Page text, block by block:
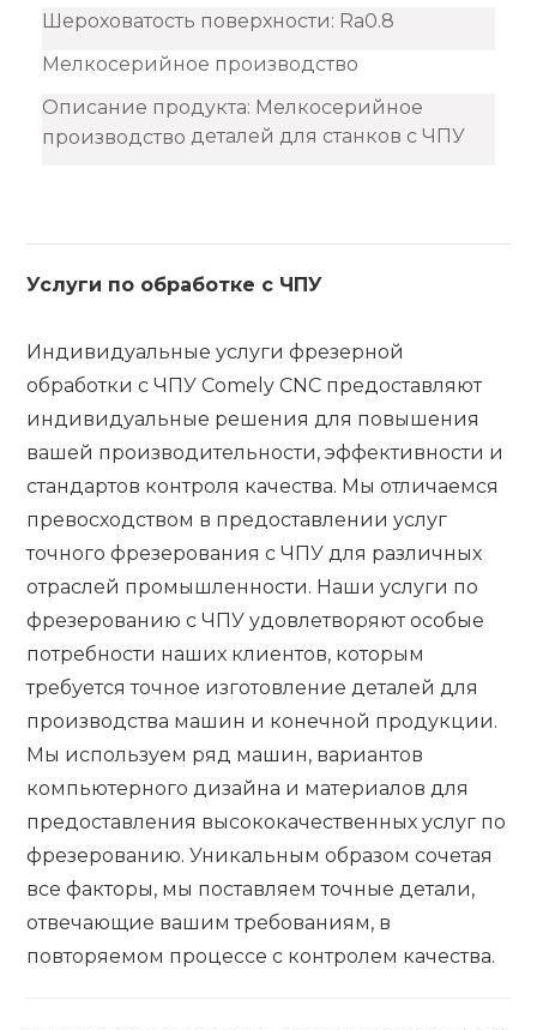
Шероховатость поверхности: Ra0.8
Мелкосерийное производство
Описание продукта: Мелкосерийное
производство деталей для станков с ЧПУ
Услуги по обработке с ЧПУ
Индивидуальные услуги фрезерной
обработки с ЧПУ Comely CNC предоставляют
индивидуальные решения для повышения
вашей производительности, эффективности и
стандартов контроля качества. Мы отличаемся
превосходством в предоставлении услуг
точного фрезерования с ЧПУ для различных
отраслей промышленности. Наши услуги по
фрезерованию с ЧПУ удовлетворяют особые
потребности наших клиентов, которым
требуется точное изготовление деталей для
производства машин и конечной продукции.
Мы используем ряд машин, вариантов
компьютерного дизайна и материалов для
предоставления высококачественных услуг по
фрезерованию. Уникальным образом сочетая
все факторы, мы поставляем точные детали,
отвечающие вашим требованиям, в
повторяемом процессе с контролем качества.